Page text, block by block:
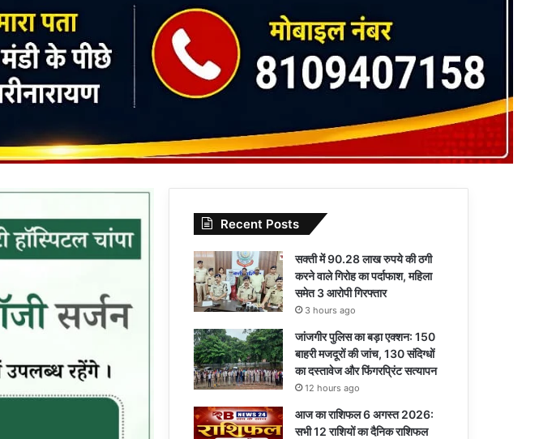
Recent Posts
सक्ती में 90.28 लाख रुपये की ठगी
करने वाले गिरोह का पर्दाफाश, महिला
समेत 3 आरोपी गिरफ्तार
3 hours ago
जांजगीर पुलिस का बड़ा एक्शन: 150
बाहरी मजदूरों की जांच, 130 संदिग्धों
का दस्तावेज और फिंगरप्रिंट सत्यापन
12 hours ago
आज का राशिफल 6 अगस्त 2026:
सभी 12 राशियों का दैनिक राशिफल